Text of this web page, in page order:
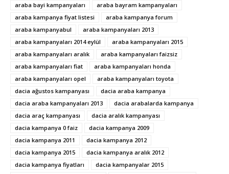
araba bayi kampanyaları
araba bayram kampanyaları
araba kampanya fiyat listesi
araba kampanya forum
araba kampanyabul
araba kampanyaları 2013
araba kampanyaları 2014 eylül
araba kampanyaları 2015
araba kampanyaları aralık
araba kampanyaları faizsiz
araba kampanyaları fiat
araba kampanyaları honda
araba kampanyaları opel
araba kampanyaları toyota
dacia ağustos kampanyası
dacia araba kampanya
dacia araba kampanyaları 2013
dacia arabalarda kampanya
dacia araç kampanyası
dacia aralık kampanyası
dacia kampanya 0 faiz
dacia kampanya 2009
dacia kampanya 2011
dacia kampanya 2012
dacia kampanya 2015
dacia kampanya aralık 2012
dacia kampanya fiyatları
dacia kampanyalar 2015